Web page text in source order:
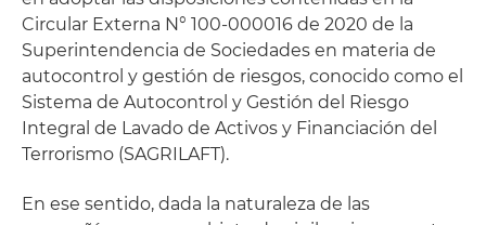
Circular Externa N° 100-000016 de 2020 de la
Superintendencia de Sociedades en materia de
autocontrol y gestión de riesgos, conocido como el
Sistema de Autocontrol y Gestión del Riesgo
Integral de Lavado de Activos y Financiación del
Terrorismo (SAGRILAFT).
En ese sentido, dada la naturaleza de las